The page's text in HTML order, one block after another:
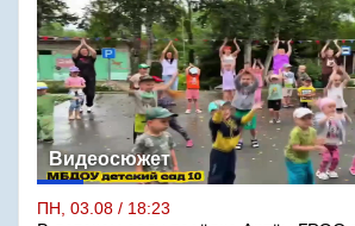
Видеосюжет
ПН, 03.08 / 18:23